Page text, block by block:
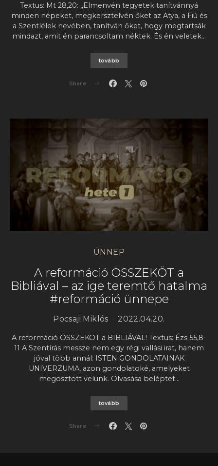
Textus: Mt 28,20: „Elmenvén tegyetek tanítvánnyá
minden népeket, megkersztelvén őket az Atya, a Fiú és
a Szentlélek nevében, tanítván őket, hogy megtartsák
mindazt, amit én parancsoltam néktek. És én veletek…
tovább
Share
ÜNNEP
A reformáció ÖSSZEKÖT a
Bibliával – az ige teremtő hatalma
#reformáció ünnepe
Pocsaji Miklós 2022.04.20.
A reformáció ÖSSZEKÖT a BIBLIÁVAL! Textus: Ézs 55,8-
11 A Szentírás messze nem egy régi vallási irat, hanem
jóval több annál: ISTEN GONDOLATAINAK
UNIVERZUMA, azon gondolatoké, amelyeket
megosztott velünk. Olvasása beléptet…
tovább
Share